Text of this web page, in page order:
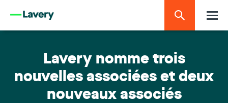
Lavery nomme trois
nouvelles associées et deux
nouveaux associés